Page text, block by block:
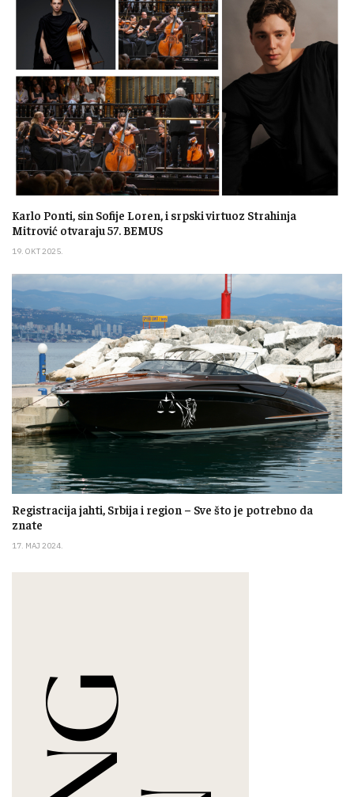
Karlo Ponti, sin Sofije Loren, i srpski virtuoz Strahinja
Mitrović otvaraju 57. BEMUS
19. OKT 2025.
Registracija jahti, Srbija i region – Sve što je potrebno da
znate
17. MAJ 2024.